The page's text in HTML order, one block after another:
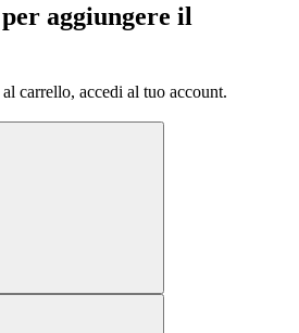
aggiungere il
carrello, accedi al tuo account.